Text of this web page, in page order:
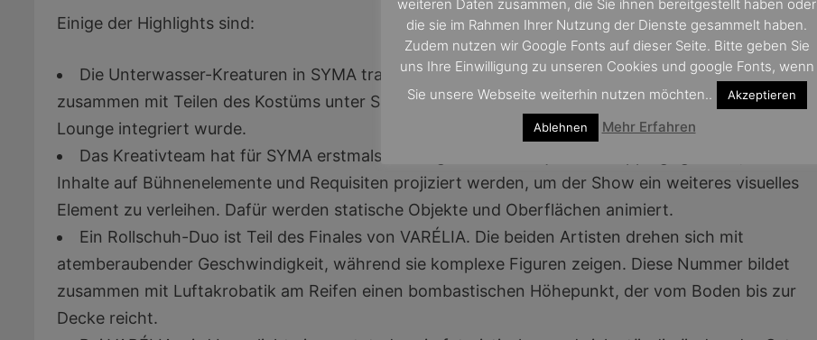
Einige der Highlights sind:
Die Unterwasser-Kreaturen in SYMA tragen ein ultraviolettes, bunt schimmerndes Make-up, das
zusammen mit Teilen des Kostüms unter Speziallicht leuchtet, das extra dafür in der Carousel
Lounge integriert wurde.
Das Kreativteam hat für SYMA erstmals das sogenannte „Projection Mapping“ genutzt, bei dem
Inhalte auf Bühnenelemente und Requisiten projiziert werden, um der Show ein weiteres visuelles
Element zu verleihen. Dafür werden statische Objekte und Oberflächen animiert.
Ein Rollschuh-Duo ist Teil des Finales von VARÉLIA. Die beiden Artisten drehen sich mit
atemberaubender Geschwindigkeit, während sie komplexe Figuren zeigen. Diese Nummer bildet
zusammen mit Luftakrobatik am Reifen einen bombastischen Höhepunkt, der vom Boden bis zur
Decke reicht.
weiteren Daten zusammen, die Sie ihnen bereitgestellt haben oder
die sie im Rahmen Ihrer Nutzung der Dienste gesammelt haben.
Zudem nutzen wir Google Fonts auf dieser Seite. Bitte geben Sie
uns Ihre Einwilligung zu unseren Cookies und google Fonts, wenn
Sie unsere Webseite weiterhin nutzen möchten..
Akzeptieren
Ablehnen Mehr Erfahren